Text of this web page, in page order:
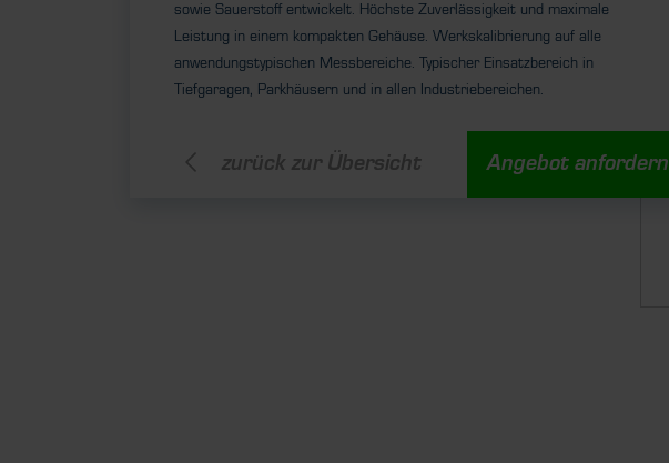
sowie Sauerstoff entwickelt. Höchste Zuverlässigkeit und maximale
Leistung in einem kompakten Gehäuse. Werkskalibrierung auf alle
anwendungstypischen Messbereiche. Typischer Einsatzbereich in
Tiefgaragen, Parkhäusern und in allen Industriebereichen.
zurück zur Übersicht Angebot anfordern